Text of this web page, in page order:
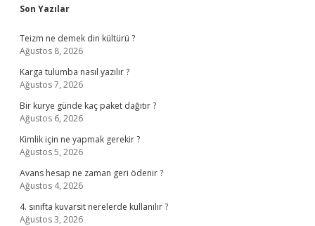
Sidebar
Son Yazılar
Teizm ne demek din kültürü ?
Ağustos 8, 2026
Karga tulumba nasıl yazılır ?
Ağustos 7, 2026
Bir kurye günde kaç paket dağıtır ?
Ağustos 6, 2026
Kimlik için ne yapmak gerekir ?
Ağustos 5, 2026
Avans hesap ne zaman geri ödenir ?
Ağustos 4, 2026
4. sınıfta kuvarsit nerelerde kullanılır ?
Ağustos 3, 2026